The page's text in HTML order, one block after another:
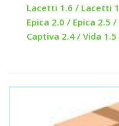
Lacetti 1.6 / Lacetti
Epica 2.0 / Epica 2.5
Captiva 2.4 / Vida 1.5